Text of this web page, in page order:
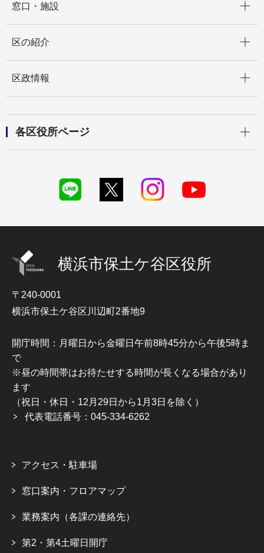
窓口・施設
区の紹介
区政情報
各区役所ページ
横浜市保土ケ谷区役所
〒240-0001
横浜市保土ケ谷区川辺町2番地9
開庁時間：月曜日から金曜日午前8時45分から午後5時ま
で
※昼の時間帯はお待たせする時間が長くなる場合があり
ます
（祝日・休日・12月29日から1月3日を除く）
代表電話番号：045-334-6262
アクセス・駐車場
窓口案内・フロアマップ
業務案内（各課の連絡先）
第2・第4土曜日開庁